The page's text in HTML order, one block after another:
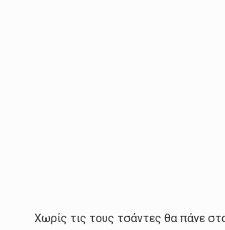
Χωρίς τις τους τσάντες θα πάνε